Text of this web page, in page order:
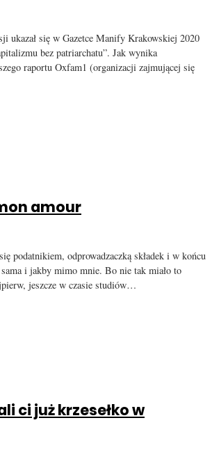
ukazał się w Gazetce Manify Krakowskiej 2020
bez patriarchatu”. Jak wynika
raportu Oxfam1 (organizacji zajmującej się
amour
podatnikiem, odprowadzaczką składek i w końcu
sama i jakby mimo mnie. Bo nie tak miało to
jeszcze w czasie studiów…
ci już krzesełko w